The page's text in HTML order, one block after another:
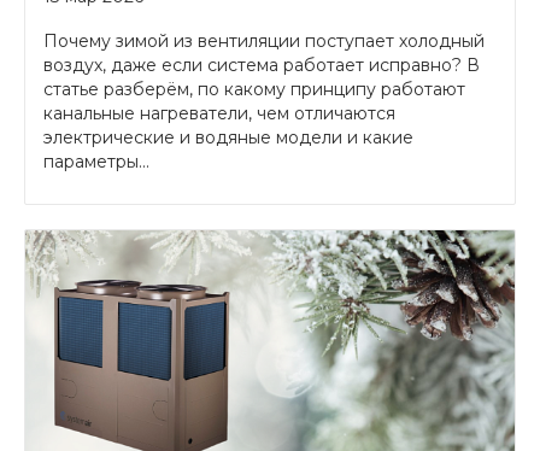
Почему зимой из вентиляции поступает холодный
воздух, даже если система работает исправно? В
статье разберём, по какому принципу работают
канальные нагреватели, чем отличаются
электрические и водяные модели и какие
параметры...